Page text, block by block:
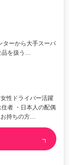
イバー
手スーパ
品を扱う…
性ドライバー活躍
者 ・日本人の配偶
お持ちの方…